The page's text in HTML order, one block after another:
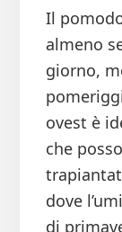
Il
almeno
giorno,
ovest è
che
dove
di